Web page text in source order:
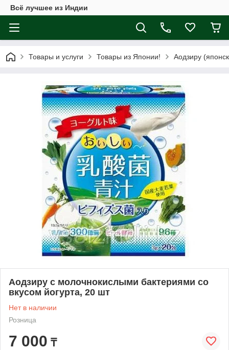
Всё лучшее из Индии
Товары и услуги Товары из Японии! Аодзиру
Аодзиру с молочнокислыми бактериями со
вкусом йогурта, 20 шт
Нет в наличии
Розница
7 000 ₸